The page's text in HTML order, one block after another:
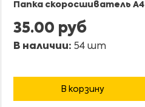
Папка скоросшиватель А4
35.00 руб
В наличии: 54 шт
В корзину